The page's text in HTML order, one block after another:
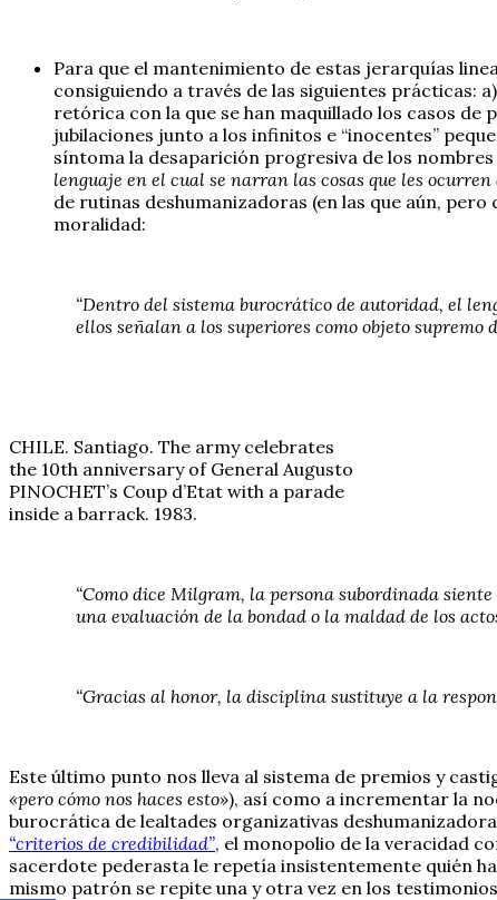
Para que el mantenimiento de estas jerarquías
consiguiendo a través de las siguientes prácticas:
retórica con la que se han maquillado los casos
jubilaciones junto a los infinitos e “inocentes”
síntoma la desaparición progresiva de los
lenguaje en el cual se narran las cosas que les
de rutinas deshumanizadoras (en las que aún,
moralidad:
“Dentro del sistema burocrático de autoridad, el
ellos señalan a los superiores como objeto
CHILE. Santiago. The army celebrates
the 10th anniversary of General Augusto
PINOCHET’s Coup d’Etat with a parade
inside a barrack. 1983.
“Como dice Milgram, la persona subordinada
una evaluación de la bondad o la maldad de los
“Gracias al honor, la disciplina sustituye a la
Este último punto nos lleva al sistema de premios y
«pero cómo nos haces esto»), así como a incrementar la
burocrática de lealtades organizativas
“criterios de credibilidad”, el monopolio de la veracidad
sacerdote pederasta le repetía insistentemente quién
mismo patrón se repite una y otra vez en los